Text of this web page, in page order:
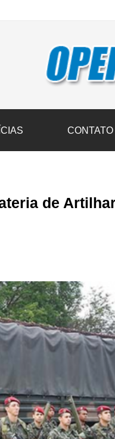
civil transportam 3,6 mil
CONTATO
de